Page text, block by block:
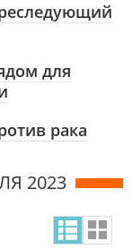
для
рака
2023